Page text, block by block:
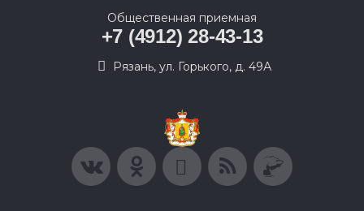
Общественная приемная
+7 (4912) 28-43-13
Рязань, ул. Горького, д. 49А